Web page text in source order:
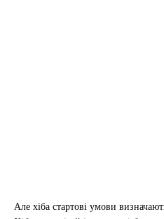
Але хіба стартові умови